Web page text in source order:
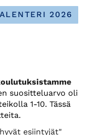
2026
suositteluarvo oli
1-10. Tässä
esiintyjät"